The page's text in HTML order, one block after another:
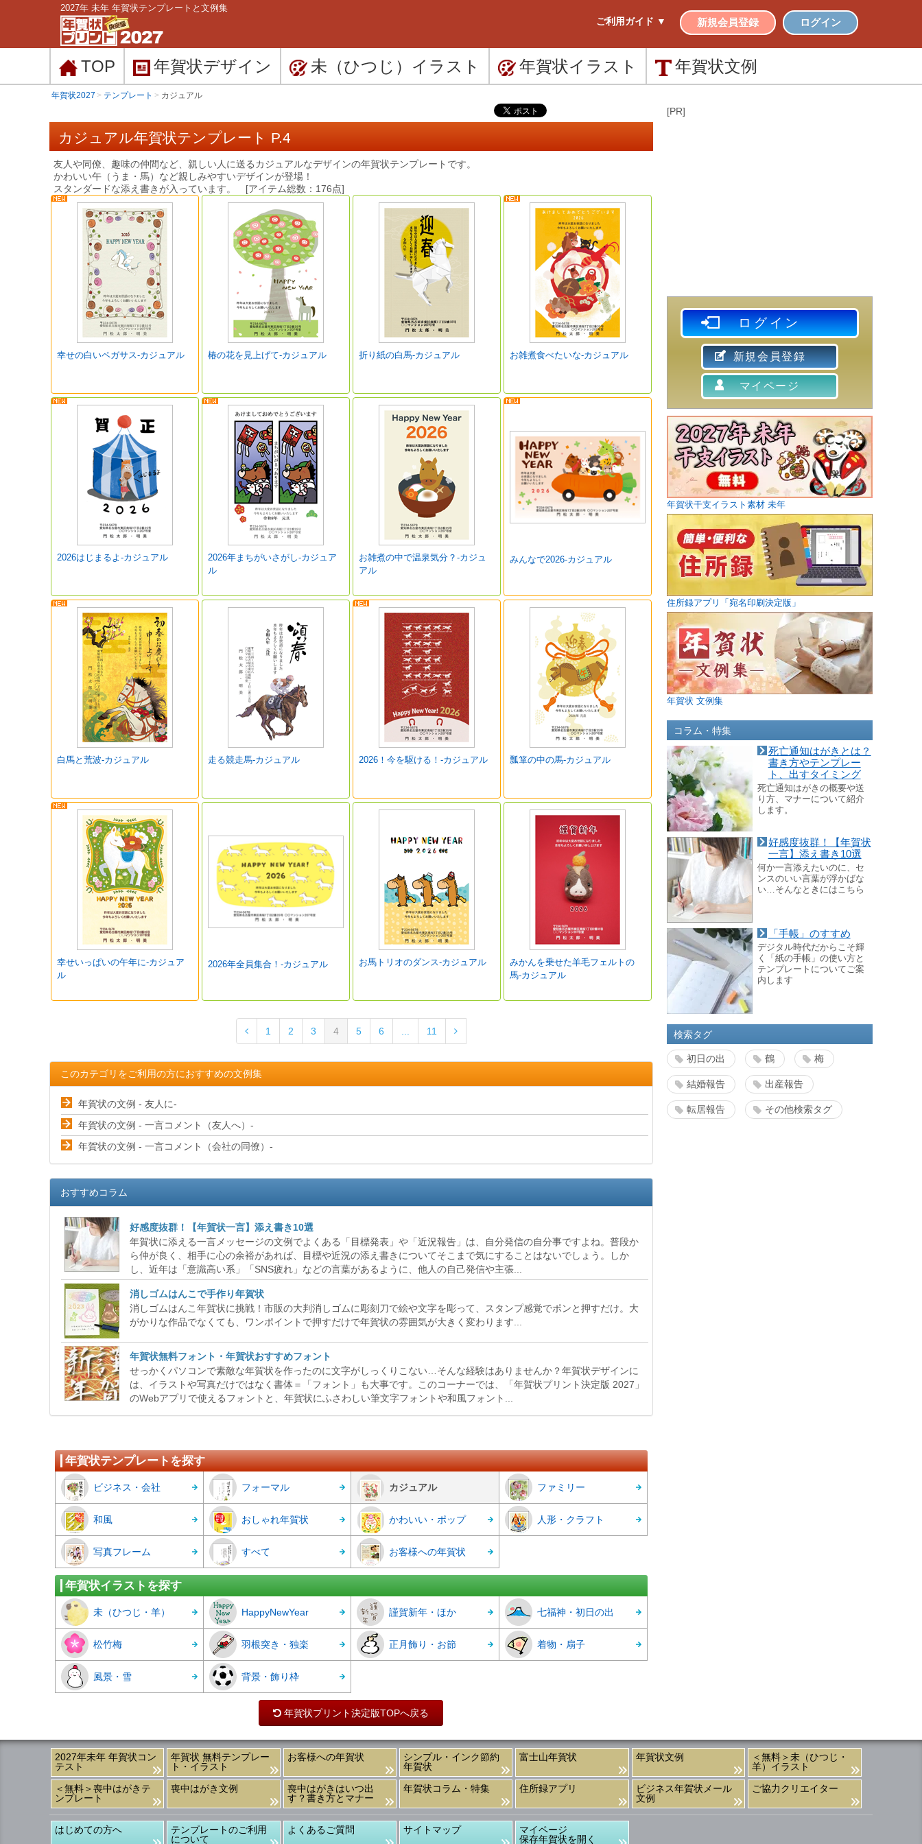
2027年 未年 年賀状テンプレートと文例集
ご利用ガイド ▼ 新規会員登録 ログイン
TOP 年賀状デザイン 未（ひつじ） イラスト 年賀状イラスト 年賀状文例
年賀状2027 テンプレート カジュアル
カジュアル年賀状テンプレート P.4
友人や同僚、趣味の仲間など、親しい人に送るカジュアルなデザインの年賀状テンプレートです。
かわいい午（うま・馬）など親しみやすいデザインが登場！
スタンダードな添え書きが入っています。 [アイテム総数：176点]
幸せの白いペガサス-カジュアル 椿の花を見上げて-カジュアル 折り紙の白馬-カジュアル お雑煮食べたいな-カジュアル
2026はじまるよ-カジュアル
2026年まちがいさがし-カジュア
ル
お雑煮の中で温泉気分？-カジュ
アル
みんなで2026-カジュアル
白馬と荒波-カジュアル 走る競走馬-カジュアル 2026！今を駆ける！-カジュアル 瓢箪の中の馬-カジュアル
幸せいっぱいの午年に-カジュア
ル
2026年全員集合！-カジュアル お馬トリオのダンス-カジュアル
みかんを乗せた羊毛フェルトの
馬-カジュアル
1 2 3 4 5 6 11
このカテゴリをご利用の方におすすめの文例集
年賀状の文例 - 友人に-
年賀状の文例 - 一言コメント（友人へ）-
年賀状の文例 - 一言コメント（会社の同僚）-
おすすめコラム
好感度抜群！【年賀状一言】添え書き10選
年賀状に添える一言メッセージの文例でよくある「目標発表」や「近況報告」は、自分発信の自分事ですよね。普段か
ら仲が良く、相手に心の余裕があれば、目標や近況の添え書きについてそこまで気にすることはないでしょう。しか
し、近年は「意識高い系」「SNS疲れ」などの言葉があるように、他人の自己発信や主張...
消しゴムはんこで手作り年賀状
消しゴムはんこ年賀状に挑戦！市販の大判消しゴムに彫刻刀で絵や文字を彫って、スタンプ感覚でポンと押すだけ。大
がかりな作品でなくても、ワンポイントで押すだけで年賀状の雰囲気が大きく変わります...
年賀状無料フォント・年賀状おすすめフォント
せっかくパソコンで素敵な年賀状を作ったのに文字がしっくりこない…そんな経験はありませんか？年賀状デザインに
は、イラストや写真だけではなく書体＝「フォント」も大事です。このコーナーでは、「年賀状プリント決定版 2027」
のWebアプリで使えるフォントと、年賀状にふさわしい筆文字フォントや和風フォント...
年賀状テンプレートを探す
ビジネス・会社 フォーマル カジュアル ファミリー
和風 おしゃれ年賀状 かわいい・ポップ 人形・クラフト
写真フレーム すべて お客様への年賀状
年賀状イラストを探す
未（ひつじ・羊） HappyNewYear 謹賀新年・ほか 七福神・初日の出
松竹梅 羽根突き・独楽 正月飾り・お節 着物・扇子
風景・雪 背景・飾り枠
年賀状プリント決定版TOPへ戻る
[PR]
ログイン
新規会員登録
マイページ
年賀状干支イラスト素材 未年
住所録アプリ「宛名印刷決定版」
年賀状 文例集
コラム・特集
死亡通知はがきとは？
書き方やテンプレー
ト、出すタイミング
死亡通知はがきの概要や送
り方、マナーについて紹介
します。
好感度抜群！【年賀状
一言】添え書き10選
何か一言添えたいのに、セ
ンスのいい言葉が浮かばな
い…そんなときにはこちら
「手帳」のすすめ
デジタル時代だからこそ輝
く「紙の手帳」の使い方と
テンプレートについてご案
内します
検索タグ
初日の出 鶴 梅
結婚報告 出産報告
転居報告 その他検索タグ
2027年未年 年賀状コン
テスト
年賀状 無料テンプレー
ト・イラスト
お客様への年賀状
シンプル・インク節約
年賀状
富士山年賀状 年賀状文例
＜無料＞未（ひつじ・
羊）イラスト
＜無料＞喪中はがきテ
ンプレート
喪中はがき文例
喪中はがきはいつ出
す？書き方とマナー
年賀状コラム・特集 住所録アプリ
ビジネス年賀状メール
文例
ご協力クリエイター
はじめての方へ
テンプレートのご利用
について
よくあるご質問 サイトマップ
マイページ
保存年賀状を開く